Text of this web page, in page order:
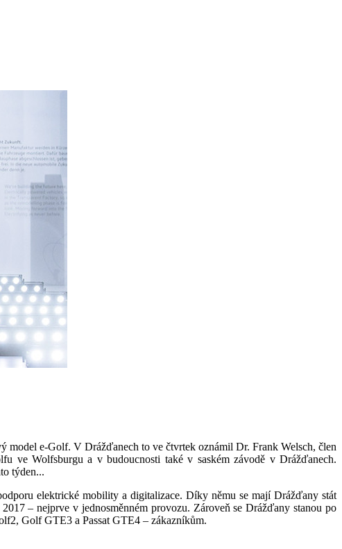
model e-Golf. V Drážďanech to ve čtvrtek oznámil Dr. Frank Welsch, člen
ve Wolfsburgu a v budoucnosti také v saském závodě v Drážďanech.
týden...
elektrické mobility a digitalizace. Díky němu se mají Drážďany stát
– nejprve v jednosměnném provozu. Zároveň se Drážďany stanou po
Golf GTE3 a Passat GTE4 – zákazníkům.